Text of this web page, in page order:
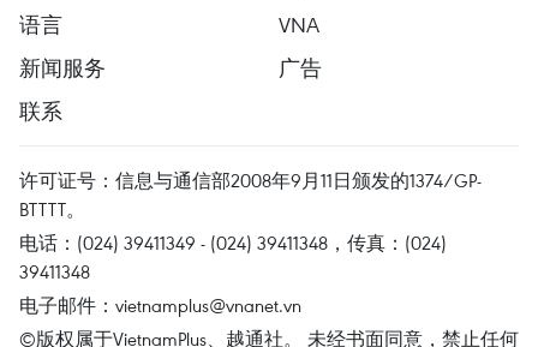
语言
VNA
新闻服务
广告
联系
许可证号：信息与通信部2008年9月11日颁发的1374/GP-
BTTTT。
电话：(024) 39411349 - (024) 39411348，传真：(024)
39411348
电子邮件： vietnamplus@vnanet.vn
©版权属于VietnamPlus、越通社。 未经书面同意，禁止任何